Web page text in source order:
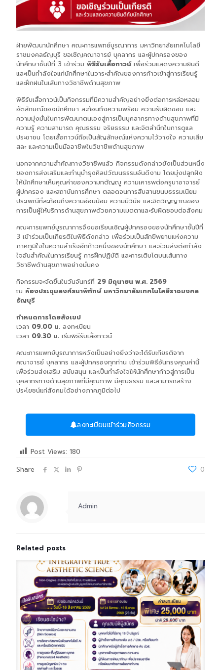
ฝ่ายพัฒนานักศึกษา คณะการแพทย์บูรณาการ มหาวิทยาลัยเทคโนโลยี
ราชมงคลธัญบุรี ขอเชิญคณาจารย์ บุคลากร และผู้ปกครองของ
นักศึกษาชั้นปีที่ 3 เข้าร่วม พิธีรับเสื้อกาวน์เพื่อร่วมแสดงความยินดี
และเป็นกำลังใจแก่นักศึกษาในวาระสำคัญของการก้าวเข้าสู่การเรียนรู้
และฝึกฝนในเส้นทางวิชาชีพด้านสุขภาพ
พิธีรับเสื้อกาวน์เป็นกิจกรรมที่มีความสำคัญอย่างยิ่งต่อการหล่อหลอม
อัตลักษณ์ของนักศึกษา สะท้อนถึงความพร้อม ความรับผิดชอบ และ
ความมุ่งมั่นในการพัฒนาตนเองสู่การเป็นบุคลากรทางด้านสุขภาพที่มี
ความรู้ ความสามารถ คุณธรรม จริยธรรม และจิตสำนึกในการดูแล
ประชาชน โดยเสื้อกาวน์ถือเป็นสัญลักษณ์แห่งความไว้วางใจ ความเสีย
สละ และความเป็นมืออาชีพในวิชาชีพด้านสุขภาพ
นอกจากความสำคัญทางวิชาชีพแล้ว กิจกรรมดังกล่าวยังเป็นส่วนหนึ่ง
ของการส่งเสริมและทำนุบำรุงศิลปวัฒนธรรมอันดีงาม โดยมุ่งปลูกฝัง
ให้นักศึกษาเห็นคุณค่าของความกตัญญู ความเคารพต่อครูบาอาจารย์
ผู้ปกครอง และสถาบันการศึกษา ตลอดจนการสืบสานขนบธรรมเนียม
ประเพณีที่สะท้อนถึงความอ่อนน้อม ความมีวินัย และจิตวิญญาณของ
การเป็นผู้ให้บริการด้านสุขภาพด้วยความเมตตาและรับผิดชอบต่อสังคม
คณะการแพทย์บูรณาการจึงขอเรียนเชิญผู้ปกครองของนักศึกษาชั้นปีที่
3 เข้าร่วมเป็นเกียรติในพิธีดังกล่าว เพื่อร่วมเป็นสักขีพยานแห่งความ
ภาคภูมิใจในความสำเร็จอีกก้าวหนึ่งของนักศึกษา และร่วมส่งต่อกำลัง
ใจอันสำคัญในการเรียนรู้ การฝึกปฏิบัติ และการเติบโตบนเส้นทาง
วิชาชีพด้านสุขภาพอย่างมั่นคง
กิจกรรมจะจัดขึ้นในวันจันทร์ที่ 29 มิถุนายน พ.ศ. 2569
ณ ห้องประชุมสงค์ธนาพิทักษ์ มหาวิทยาลัยเทคโนโลยีราชมงคล
ธัญบุรี
กำหนดการโดยสังเขป
เวลา 09.00 น. ลงทะเบียน
เวลา 09.30 น. เริ่มพิธีรับเสื้อกาวน์
คณะการแพทย์บูรณาการหวังเป็นอย่างยิ่งว่าจะได้รับเกียรติจาก
คณาจารย์ บุคลากร และผู้ปกครองทุกท่าน เข้าร่วมพิธีอันทรงคุณค่านี้
เพื่อร่วมส่งเสริม สนับสนุน และเป็นกำลังใจให้นักศึกษาก้าวสู่การเป็น
บุคลากรทางด้านสุขภาพที่มีคุณภาพ มีคุณธรรม และสามารถสร้าง
ประโยชน์แก่สังคมได้อย่างภาคภูมิต่อไป
ลงทะเบียนเข้าร่วมกิจกรรม
Post Views: 180
Share
0
Admin
Related posts